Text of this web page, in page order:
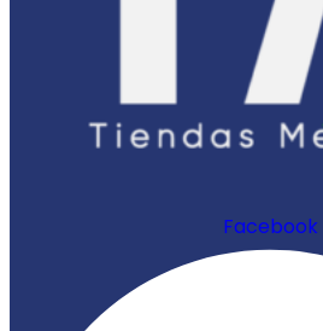
Facebook